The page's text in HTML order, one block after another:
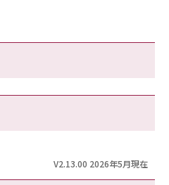
V2.13.00 2026年5月現在